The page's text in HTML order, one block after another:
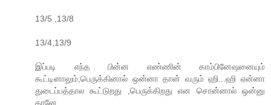
13/5 ,13/8
13/4,13/9
இப்படி எந்த பின்ன எண்ணின் காம்பினேஷனையும்
கூட்டினாலும்,பெருக்கினால் ஒன்னா தான் வரும் ஹி...ஹி ஏன்னா
துடைப்பத்தால கூட்டுறது ,பெருக்கிறது என சொன்னால் ஒன்னு
தானே.